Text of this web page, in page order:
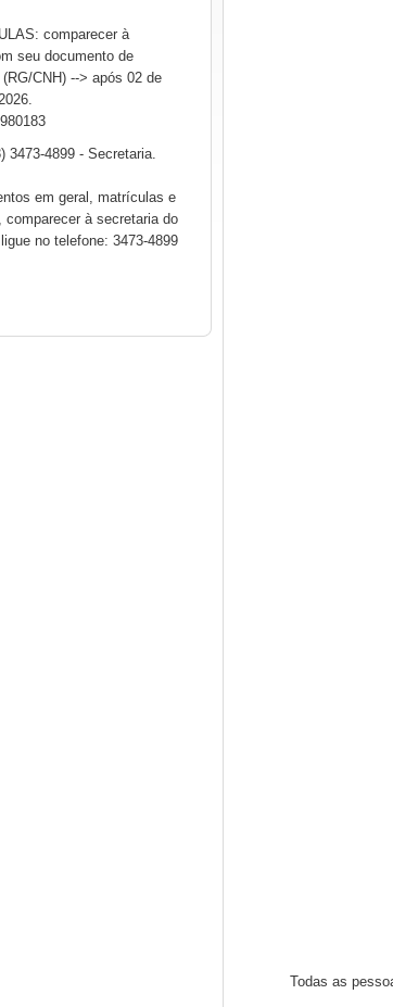
Todas as
comparecer à
seu documento de
CNH) --> após 02 de
3473-4899 - Secretaria.
em geral, matrículas e
comparecer à secretaria do
no telefone: 3473-4899